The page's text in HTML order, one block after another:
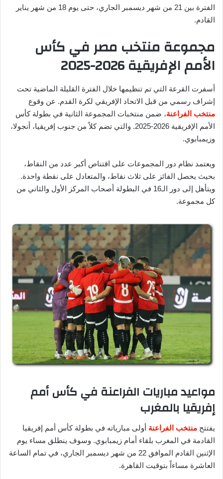
الفترة بين 21 من شهر ديسمبر الجاري، حتى يوم 18 من شهر يناير
القادم.
مجموعة منتخب مصر في كأس
الأمم الإفريقية 2026-2025
أسفرت القرعة التي تم تنظيمها خلال الفترة القليلة الماضية تحت
إشراف رسمي من قبل الاتحاد الإفريقي لكرة القدم. عن وقوع
منتخب الفراعنة، ضمن منتخبات المجموعة الثانية في بطولة كأس
الأمم الإفريقية 2026-2025. والتي تضم كلاً من جنوب إفريقيا، أنجولا،
وزيمبابوي.
ويعتمد نظام دور المجموعات على اقتناص أكبر عدد من النقاط،
بحيث يحصل الفائز على ثلاث نقاط، والمتعادل على نقطة واحدة.
ويتأهل إلى دور الـ16 في البطولة أصحاب المركز الأول والثاني من
كل مجموعة.
مواعيد مباريات الفراعنة في كأس أمم
إفريقيا بالمغرب
يفتتح منتخب الفراعنة أولى مبارياته في بطولة كأس أمم إفريقيا
القادمة في المغرب بلقاء أمام زيمبابوي. وسوف ينطلق مساء يوم
الإثنين القادم الموافق 22 من شهر ديسمبر الجاري، في تمام الساعة
العاشرة مساءاً بتوقيت القاهرة.